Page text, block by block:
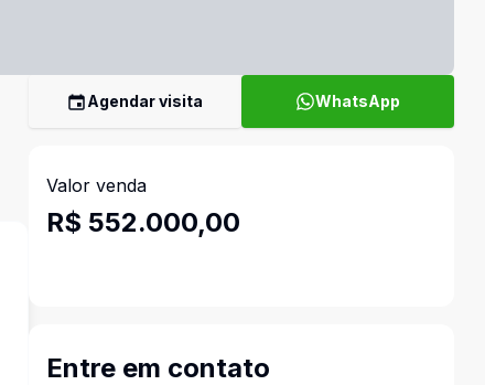
Agendar visita WhatsApp
Valor venda
R$ 552.000,00
Entre em contato